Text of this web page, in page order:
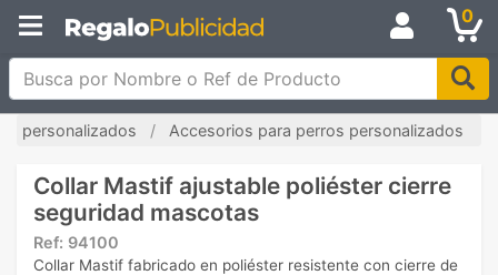
0
Busca por Nombre o Ref de Producto
personalizados Accesorios para perros personalizados
Collar Mastif ajustable poliéster cierre
seguridad mascotas
Ref: 94100
Collar Mastif fabricado en poliéster resistente con cierre de